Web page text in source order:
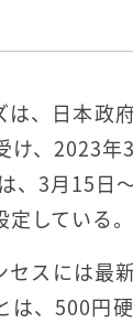
は、日本政
け、2023
、3月15日
している。
スには最
は、500円